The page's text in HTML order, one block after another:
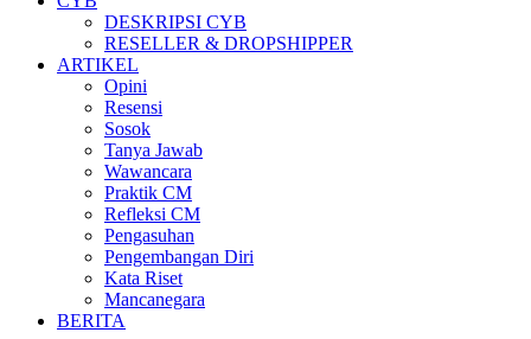
DESKRIPSI CYB
RESELLER & DROPSHIPPER
ARTIKEL
Opini
Resensi
Sosok
Tanya Jawab
Wawancara
Praktik CM
Refleksi CM
Pengasuhan
Pengembangan Diri
Kata Riset
Mancanegara
BERITA